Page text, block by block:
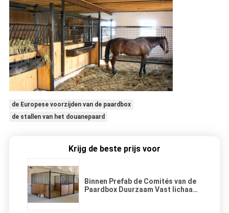
de Europese voorzijden van de paardbox
de stallen van het douanepaard
Krijg de beste prijs voor
Binnen Prefab de Comités van de
Paardbox Duurzaam Vast lichaam